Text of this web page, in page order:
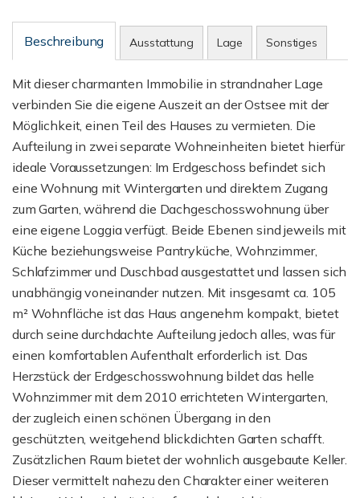
Beschreibung Ausstattung Lage Sonstiges
Mit dieser charmanten Immobilie in strandnaher Lage
verbinden Sie die eigene Auszeit an der Ostsee mit der
Möglichkeit, einen Teil des Hauses zu vermieten. Die
Aufteilung in zwei separate Wohneinheiten bietet hierfür
ideale Voraussetzungen: Im Erdgeschoss befindet sich
eine Wohnung mit Wintergarten und direktem Zugang
zum Garten, während die Dachgeschosswohnung über
eine eigene Loggia verfügt. Beide Ebenen sind jeweils mit
Küche beziehungsweise Pantryküche, Wohnzimmer,
Schlafzimmer und Duschbad ausgestattet und lassen sich
unabhängig voneinander nutzen. Mit insgesamt ca. 105
m² Wohnfläche ist das Haus angenehm kompakt, bietet
durch seine durchdachte Aufteilung jedoch alles, was für
einen komfortablen Aufenthalt erforderlich ist. Das
Herzstück der Erdgeschosswohnung bildet das helle
Wohnzimmer mit dem 2010 errichteten Wintergarten,
der zugleich einen schönen Übergang in den
geschützten, weitgehend blickdichten Garten schafft.
Zusätzlichen Raum bietet der wohnlich ausgebaute Keller.
Dieser vermittelt nahezu den Charakter einer weiteren